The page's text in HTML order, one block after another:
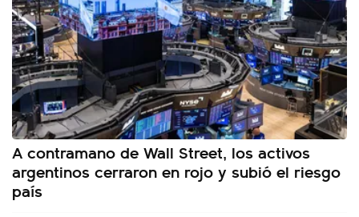
A contramano de Wall Street, los activos
argentinos cerraron en rojo y subió el riesgo
país